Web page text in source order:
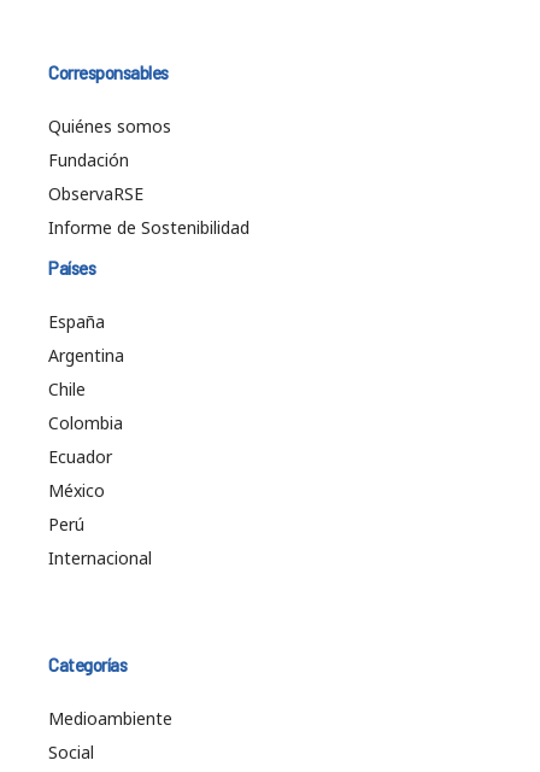
Corresponsables
Quiénes somos
Fundación
ObservaRSE
Informe de Sostenibilidad
Países
España
Argentina
Chile
Colombia
Ecuador
México
Perú
Internacional
Categorías
Medioambiente
Social